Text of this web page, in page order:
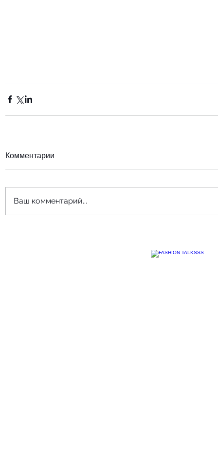
Комментарии
Ваш комментарий...